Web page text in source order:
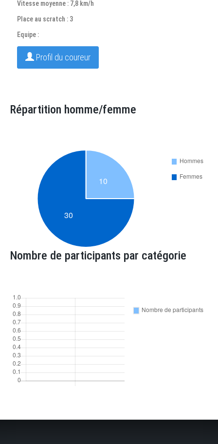
Vitesse moyenne : 7,8 km/h
Place au scratch : 3
Equipe :
Profil du coureur
Répartition homme/femme
Nombre de participants par catégorie